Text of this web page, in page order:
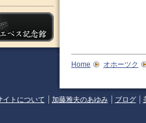
Home オホーツク
イトについて 加藤雅夫のあゆみ ブログ